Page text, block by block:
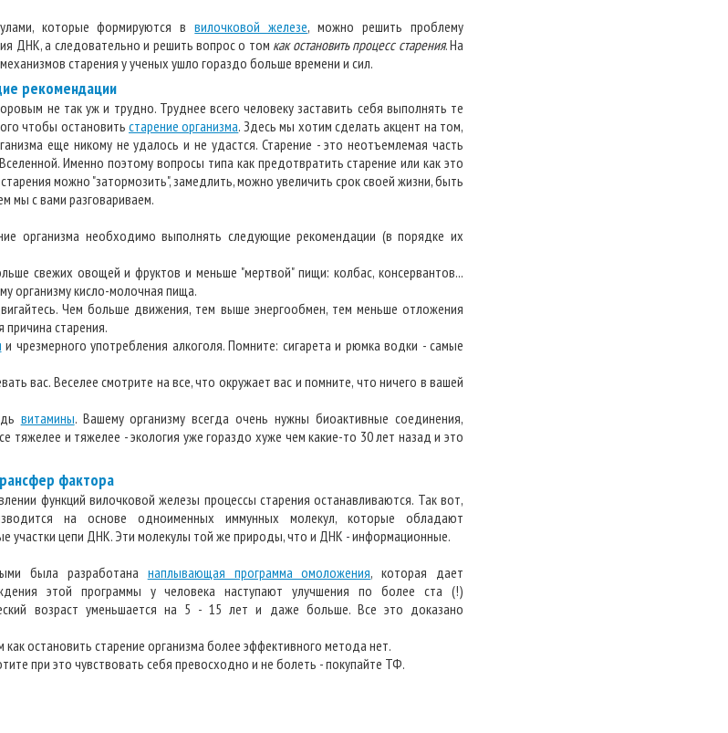
которые формируются ввилочковой железе, можно решить проблему
ДНК, а следовательно и решить вопрос о том как остановить процесс старения. На
старения у ученых ушло гораздо больше времени и сил.
рекомендации
не так уж и трудно. Труднее всего человеку заставить себя выполнять те
чтобы остановить старение организма. Здесь мы хотим сделать акцент на том,
еще никому не удалось и не удастся. Старение - это неотъемлемая часть
Именно поэтому вопросы типа как предотвратить старение или как это
можно "затормозить", замедлить, можно увеличить срок своей жизни, быть
мы с вами разговариваем.
организма необходимо выполнять следующие рекомендации (в порядке их
свежих овощей и фруктов и меньше "мертвой" пищи: колбас, консервантов...
организму кисло-молочная пища.
Чем больше движения, тем выше энергообмен, тем меньше отложения
причина старения.
и чрезмерного употребления алкоголя. Помните: сигарета и рюмка водки - самые
вас. Веселее смотрите на все, что окружает вас и помните, что ничего в вашей
витамины. Вашему организму всегда очень нужны биоактивные соединения,
тяжелее и тяжелее - экология уже гораздо хуже чем какие-то 30 лет назад и это
фактора
функций вилочковой железы процессы старения останавливаются. Так вот,
на основе одноименных иммунных молекул, которые обладают
участки цепи ДНК. Эти молекулы той же природы, что и ДНК - информационные.
была разработана наплывающая программа омоложения, которая дает
этой программы у человека наступают улучшения по более ста (!)
возраст уменьшается на 5 - 15 лет и даже больше. Все это доказано
остановить старение организма более эффективного метода нет.
при это чувствовать себя превосходно и не болеть - покупайте ТФ.